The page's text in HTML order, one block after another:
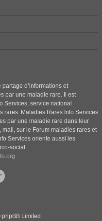
d’informations et
par une maladie rare. Il est
Services, service national
rares. Maladies Rares Info Services
par une maladie rare dans leur
sur le Forum maladies rares et
Services oriente aussi les
social.
Limited